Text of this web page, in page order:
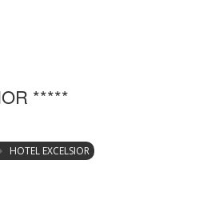
*****
HOTEL EXCELSIOR